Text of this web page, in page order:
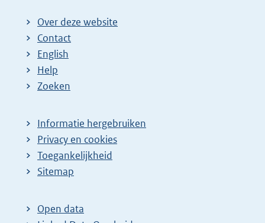
Over deze website
Contact
English
Help
Zoeken
Informatie hergebruiken
Privacy en cookies
Toegankelijkheid
Sitemap
Open data